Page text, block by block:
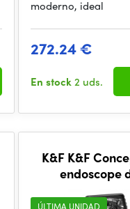
moderno, ideal
272.24 €
En stock2 uds.
K&F K&F
endoscope
inspection
endoscope
ÚLTIMA UNIDAD